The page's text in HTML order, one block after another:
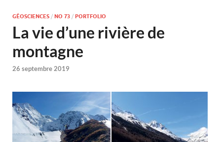
GÉOSCIENCES / NO 73 / PORTFOLIO
La vie d’une rivière de
montagne
26 septembre 2019